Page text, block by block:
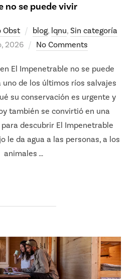
no se puede vivir
Obst blog, lqnu, Sin categoría
2026 No Comments
El Impenetrable no se puede
de los últimos ríos salvajes
su conservación es urgente y
también se convirtió en una
descubrir El Impenetrable
le da agua a las personas, a los
animales …